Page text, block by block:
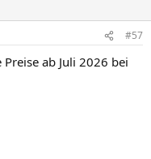
#57
ab Juli 2026 bei